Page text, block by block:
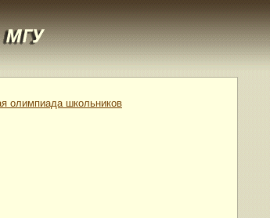
олимпиада школьников